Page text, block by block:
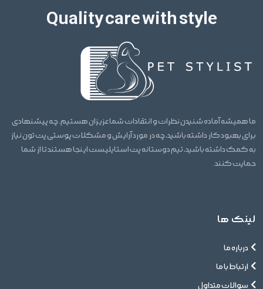
Quality care with style
ما همیشه آماده شنیدن نظرات و انتقادات شما عزیزان هستیم. چه پیشنهادی
برای بهبود کار داشته باشید، چه در مورد آرایش و مشکلات پوستی پت تون نیاز
به کمک داشته باشید، تیم دوستانه پت استایلیست اینجا هستند تا از شما
حمایت کنند.
لینک ها
درباره ما
ارتباط با ما
سوالات متداول